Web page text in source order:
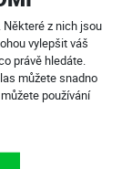
z nich jsou
vylepšit váš
právě hledáte.
můžete snadno
používání